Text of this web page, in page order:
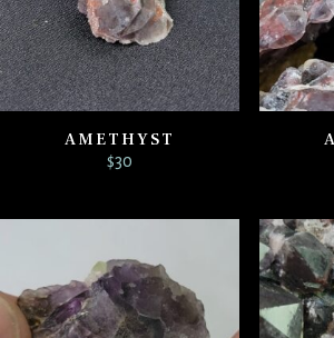
AMETHYST
$30